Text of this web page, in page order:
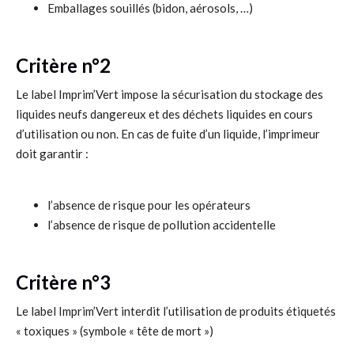
Emballages souillés (bidon, aérosols, …)
Critère n°2
Le label Imprim’Vert impose la sécurisation du stockage des
liquides neufs dangereux et des déchets liquides en cours
d’utilisation ou non. En cas de fuite d’un liquide, l’imprimeur
doit garantir :
l’absence de risque pour les opérateurs
l’absence de risque de pollution accidentelle
Critère n°3
Le label Imprim’Vert interdit l’utilisation de produits étiquetés
« toxiques » (symbole « tête de mort »)